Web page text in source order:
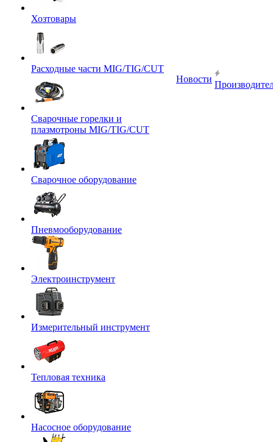
Хозтовары
Расходные части MIG/TIG/CUT
Сварочные горелки и
плазмотроны MIG/TIG/CUT
Сварочное оборудование
Пневмооборудование
Электроинструмент
Измерительный инструмент
Тепловая техника
Насосное оборудование
Новости